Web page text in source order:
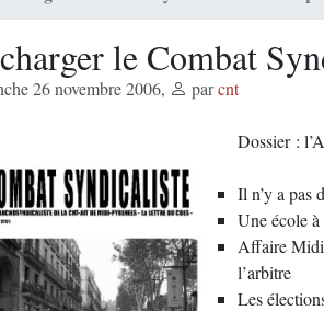
le Combat
26 novembre 2006, parcnt
Dossier :
Il n’y a pas
Une école à
Affaire
l’arbitre
Les